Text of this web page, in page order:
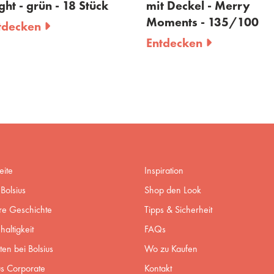
Deckel - Merry
- 135/100
mit Deckel - Silent
135/100
Entdecken
Geschichte
bei Bolsius
Corporate
Inspiration
Shop den Look
Tipps & Sicherheit
FAQs
Wo zu Kaufen
Kontakt